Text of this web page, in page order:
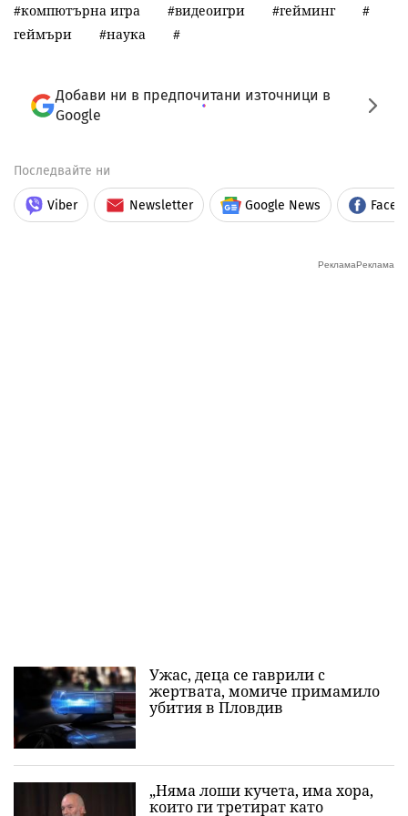
компютърна игра видеоигри
гейминг
геймъри
наука
Добави ни в предпочитани източници в
Google
Последвайте ни
Viber Newsletter Google News
Ужас, деца се гаврили с
жертвата, момиче примамило
убития в Пловдив
„Няма лоши кучета, има хора,
които ги третират като